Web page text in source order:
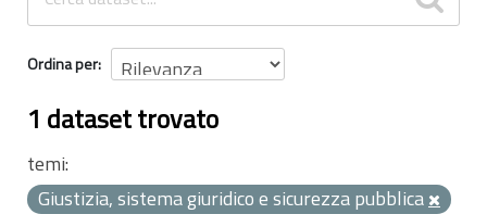
Ordina per
1 dataset trovato
temi:
Giustizia, sistema giuridico e sicurezza pubblica